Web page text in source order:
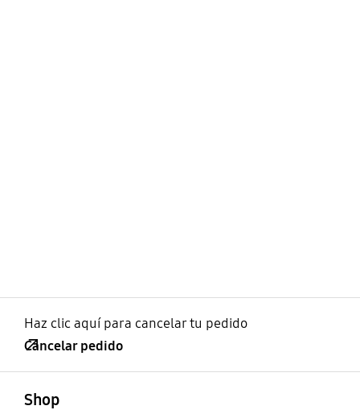
Haz clic aquí para cancelar tu pedido
Cancelar pedido
Shop